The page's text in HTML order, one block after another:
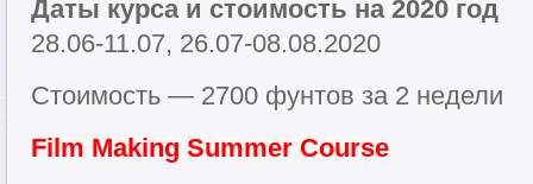
Даты курса и стоимость на 2020 год
28.06-11.07, 26.07-08.08.2020
Стоимость — 2700 фунтов за 2 недели
Film Making Summer Course